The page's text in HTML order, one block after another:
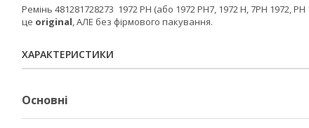
Ремінь 481281728273 1972 PH (або 1972 PH7, 1972 H, 7PH 1972,
це original, АЛЕ без фірмового пакування.
ХАРАКТЕРИСТИКИ
Основні